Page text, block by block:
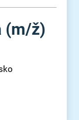
(m⁠/⁠ž)